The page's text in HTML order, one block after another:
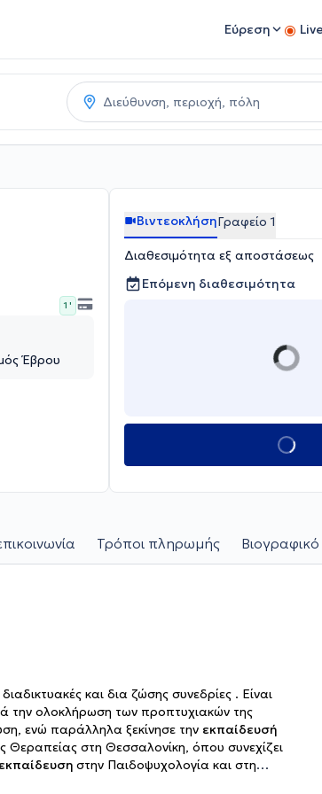
Εύρεση
1 '
Έβρου
ΒιντεοκλήσηΓραφείο 1
Διαθεσιμότητα εξ αποστάσεως
Επόμενη διαθεσιμότητα
Τρόποι πληρωμής
και δια ζώσης συνεδρίες . Είναι
την ολοκλήρωση των προπτυχιακών της
ενώ παράλληλα ξεκίνησε την εκπαίδευσή
Θεραπείας στη Θεσσαλονίκη, όπου συνεχίζει
εκπαίδευση στην Παιδοψυχολογία και στη